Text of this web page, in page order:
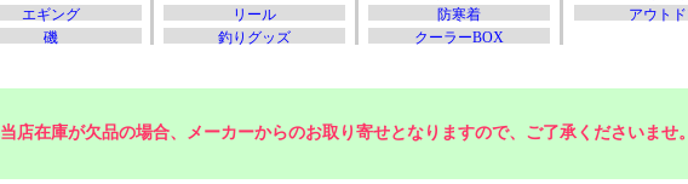
当店在庫が欠品の場合、メーカーからのお取り寄せとなりますので、ご了承くださいませ。